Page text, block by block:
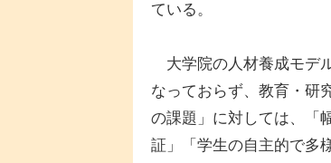
ている。
大学院の人材養成モデ
なっておらず、教育・研
の課題」に対しては、「
証」「学生の自主的で多